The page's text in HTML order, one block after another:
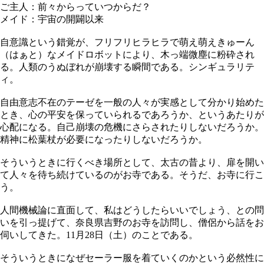
ご主人：前々からっていつからだ？
メイド：宇宙の開闢以来
自意識という錯覚が、フリフリヒラヒラで萌え萌えきゅーん
（はぁと）なメイドロボットにより、木っ端微塵に粉砕され
る。人類のうぬぼれが崩壊する瞬間である。シンギュラリテ
ィ。
自由意志不在のテーゼを一般の人々が実感として分かり始めた
とき、心の平安を保っていられるであろうか、というあたりが
心配になる。自己崩壊の危機にさらされたりしないだろうか。
精神に松葉杖が必要になったりしないだろうか。
そういうときに行くべき場所として、太古の昔より、扉を開い
て人々を待ち続けているのがお寺である。そうだ、お寺に行こ
う。
人間機械論に直面して、私はどうしたらいいでしょう、との問
いを引っ提げて、奈良県吉野のお寺を訪問し、僧侶から話をお
伺いしてきた。11月28日（土）のことである。
そういうときになぜセーラー服を着ていくのかという必然性に